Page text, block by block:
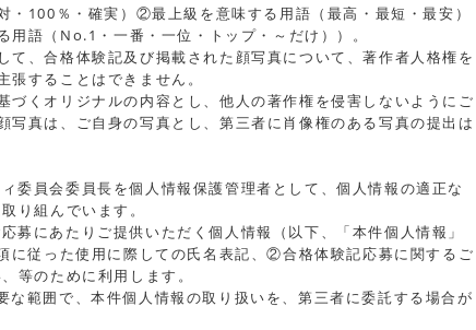
・100％・確実）②最上級を意味する用語（最高・最短・最安）
語（No.1・一番・一位・トップ・～だけ）） 。
て、合格体験記及び掲載された顔写真について、著作者人格権を
することはできません。
づくオリジナルの内容とし、他人の著作権を侵害しないようにご
写真は、ご自身の写真とし、第三者に肖像権のある写真の提出は
委員会委員長を個人情報保護管理者として、個人情報の適正な
り組んでいます。
募にあたりご提供いただく個人情報（以下、「本件個人情報」
に従った使用に際しての氏名表記、②合格体験記応募に関するご
等のために利用します。
な範囲で、本件個人情報の取り扱いを、第三者に委託する場合が